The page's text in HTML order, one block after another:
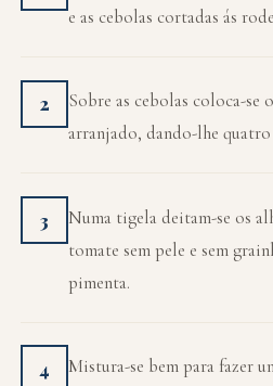
e as cebolas cortadas ás
2
Sobre as cebolas coloca-se
arranjado, dando-lhe
3
Numa tigela deitam-se os
tomate sem pele e sem
pimenta.
4
Mistura-se bem para fazer